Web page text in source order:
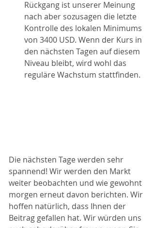
Rückgang ist unserer Meinung
nach aber sozusagen die letzte
Kontrolle des lokalen Minimums
von 3400 USD. Wenn der Kurs in
den nächsten Tagen auf diesem
Niveau bleibt, wird wohl das
reguläre Wachstum stattfinden.
Die nächsten Tage werden sehr
spannend! Wir werden den Markt
weiter beobachten und wie gewohnt
morgen erneut davon berichten. Wir
hoffen natürlich, dass Ihnen der
Beitrag gefallen hat. Wir würden uns